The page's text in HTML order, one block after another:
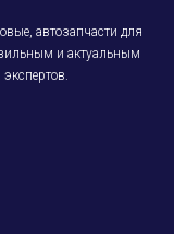
автозапчасти для
и актуальным